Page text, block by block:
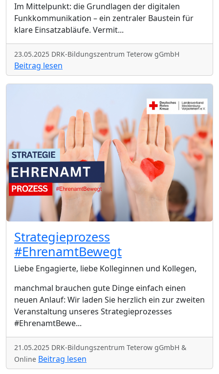
Im Mittelpunkt: die Grundlagen der digitalen
Funkkommunikation – ein zentraler Baustein für
klare Einsatzabläufe. Vermit...
23.05.2025 DRK-Bildungszentrum Teterow gGmbH
Beitrag lesen
Strategieprozess
#EhrenamtBewegt
Liebe Engagierte, liebe Kolleginnen und Kollegen,
manchmal brauchen gute Dinge einfach einen
neuen Anlauf: Wir laden Sie herzlich ein zur zweiten
Veranstaltung unseres Strategieprozesses
#EhrenamtBewe...
21.05.2025 DRK-Bildungszentrum Teterow gGmbH &
Online Beitrag lesen